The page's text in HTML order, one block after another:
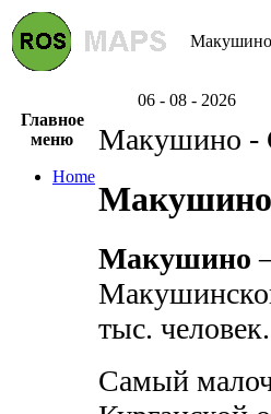
Макушино
06 - 08 - 2026
Главное
меню
Home
Макушино -
Макушино
Макушино
тыс. человек.
Самый